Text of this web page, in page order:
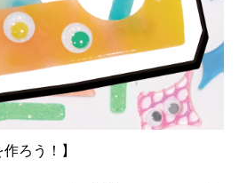
ろう！】